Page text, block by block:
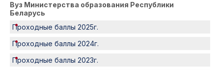
Вуз Министерства образования Республики
Беларусь
Проходные баллы 2025г.
Проходные баллы 2024г.
Проходные баллы 2023г.